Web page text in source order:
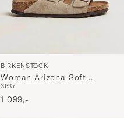
BIRKENSTOCK
Woman Arizona Soft
Footbed Taupe Suede
3637
1 099,-